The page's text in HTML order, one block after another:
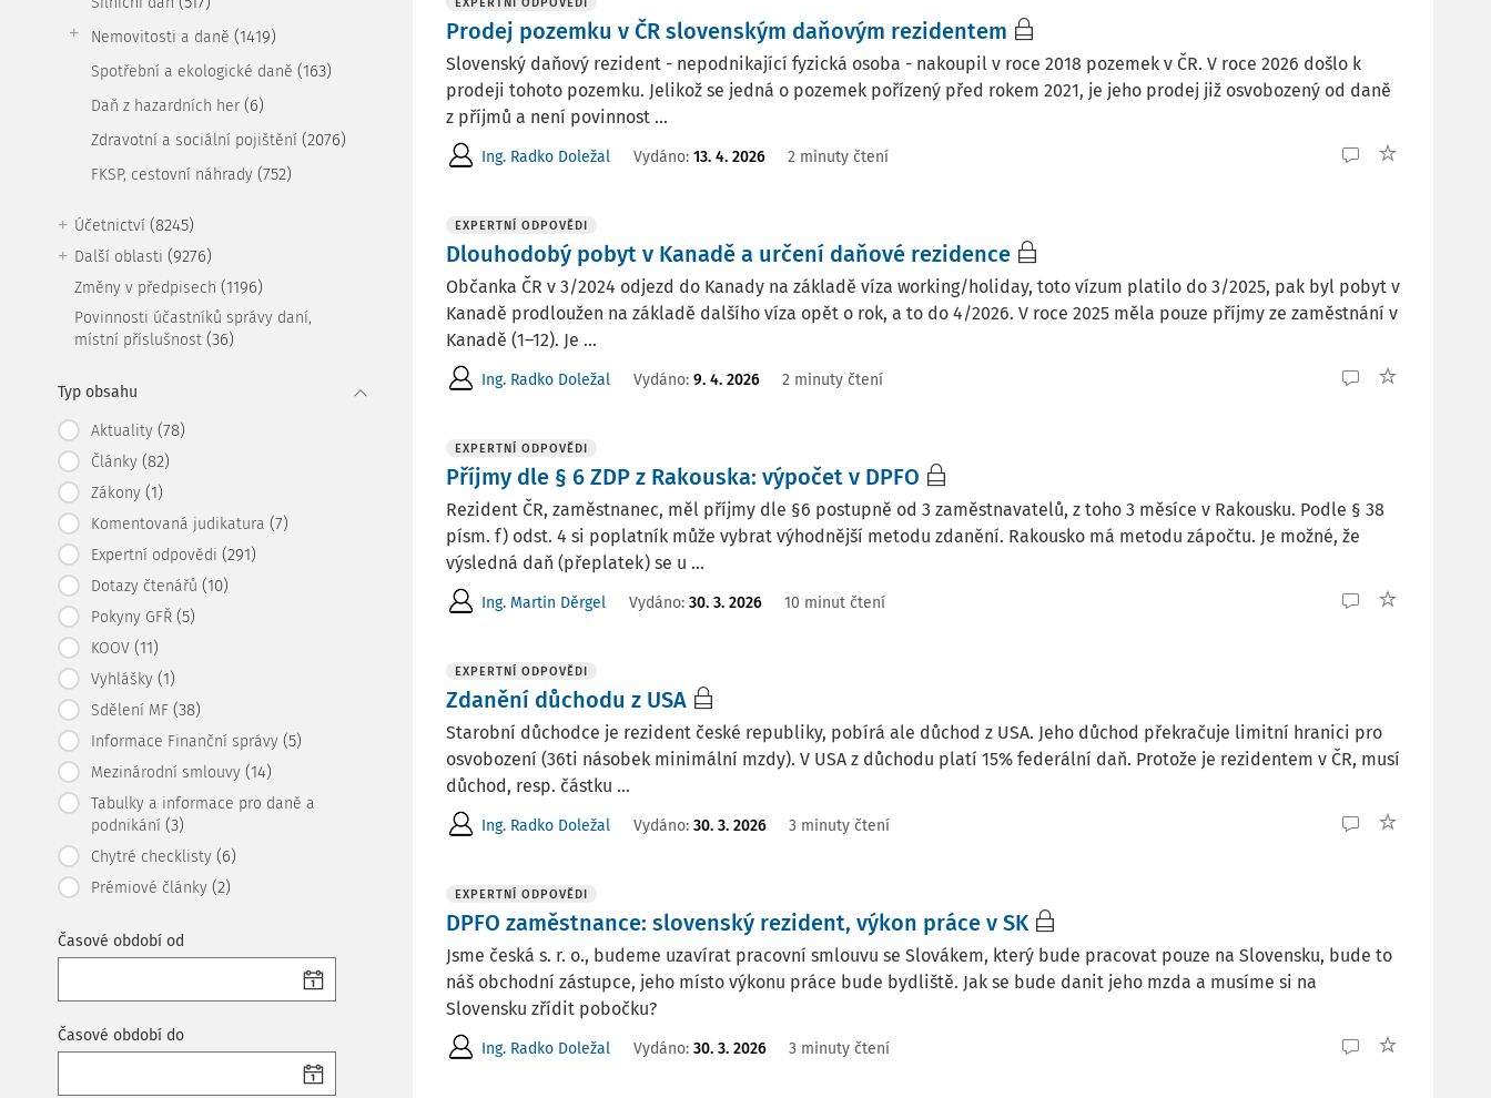
Nemovitosti a daně (1419)
Spotřební a ekologické daně (163)
Daň z hazardních her (6)
Zdravotní a sociální pojištění (2076)
FKSP, cestovní náhrady (752)
Účetnictví (8245)
Další oblasti (9276)
Změny v předpisech (1196)
Povinnosti účastníků správy daní,
místní příslušnost (36)
Typ obsahu
Aktuality (78)
Články (82)
Zákony (1)
Komentovaná judikatura (7)
Expertní odpovědi (291)
Dotazy čtenářů (10)
Pokyny GFŘ (5)
KOOV (11)
Vyhlášky (1)
Sdělení MF (38)
Informace Finanční správy (5)
Mezinárodní smlouvy (14)
Tabulky a informace pro daně a
podnikání (3)
Chytré checklisty (6)
Prémiové články (2)
Časové období od
Časové období do
Prodej pozemku v ČR slovenským daňovým rezidentem
Slovenský daňový rezident - nepodnikající fyzická osoba - nakoupil v roce 2018 pozemek v ČR. V roce 2026 došlo k
prodeji tohoto pozemku. Jelikož se jedná o pozemek pořízený před rokem 2021, je jeho prodej již osvobozený od daně
z příjmů a není povinnost ...
Ing. Radko Doležal Vydáno: 13. 4. 2026 2 minuty čtení
EXPERTNÍ ODPOVĚDI
Dlouhodobý pobyt v Kanadě a určení daňové rezidence
Občanka ČR v 3/2024 odjezd do Kanady na základě víza working/holiday, toto vízum platilo do 3/2025, pak byl pobyt v
Kanadě prodloužen na základě dalšího víza opět o rok, a to do 4/2026. V roce 2025 měla pouze příjmy ze zaměstnání v
Kanadě (1–12). Je ...
Ing. Radko Doležal Vydáno: 9. 4. 2026 2 minuty čtení
EXPERTNÍ ODPOVĚDI
Příjmy dle § 6 ZDP z Rakouska: výpočet v DPFO
Rezident ČR, zaměstnanec, měl příjmy dle §6 postupně od 3 zaměstnavatelů, z toho 3 měsíce v Rakousku. Podle § 38
písm. f) odst. 4 si poplatník může vybrat výhodnější metodu zdanění. Rakousko má metodu zápočtu. Je možné, že
výsledná daň (přeplatek) se u ...
Ing. Martin Děrgel Vydáno: 30. 3. 2026 10 minut čtení
EXPERTNÍ ODPOVĚDI
Zdanění důchodu z USA
Starobní důchodce je rezident české republiky, pobírá ale důchod z USA. Jeho důchod překračuje limitní hranici pro
osvobození (36ti násobek minimální mzdy). V USA z důchodu platí 15% federální daň. Protože je rezidentem v ČR, musí
důchod, resp. částku ...
Ing. Radko Doležal Vydáno: 30. 3. 2026 3 minuty čtení
EXPERTNÍ ODPOVĚDI
DPFO zaměstnance: slovenský rezident, výkon práce v SK
Jsme česká s. r. o., budeme uzavírat pracovní smlouvu se Slovákem, který bude pracovat pouze na Slovensku, bude to
náš obchodní zástupce, jeho místo výkonu práce bude bydliště. Jak se bude danit jeho mzda a musíme si na
Slovensku zřídit pobočku?
Ing. Radko Doležal Vydáno: 30. 3. 2026 3 minuty čtení